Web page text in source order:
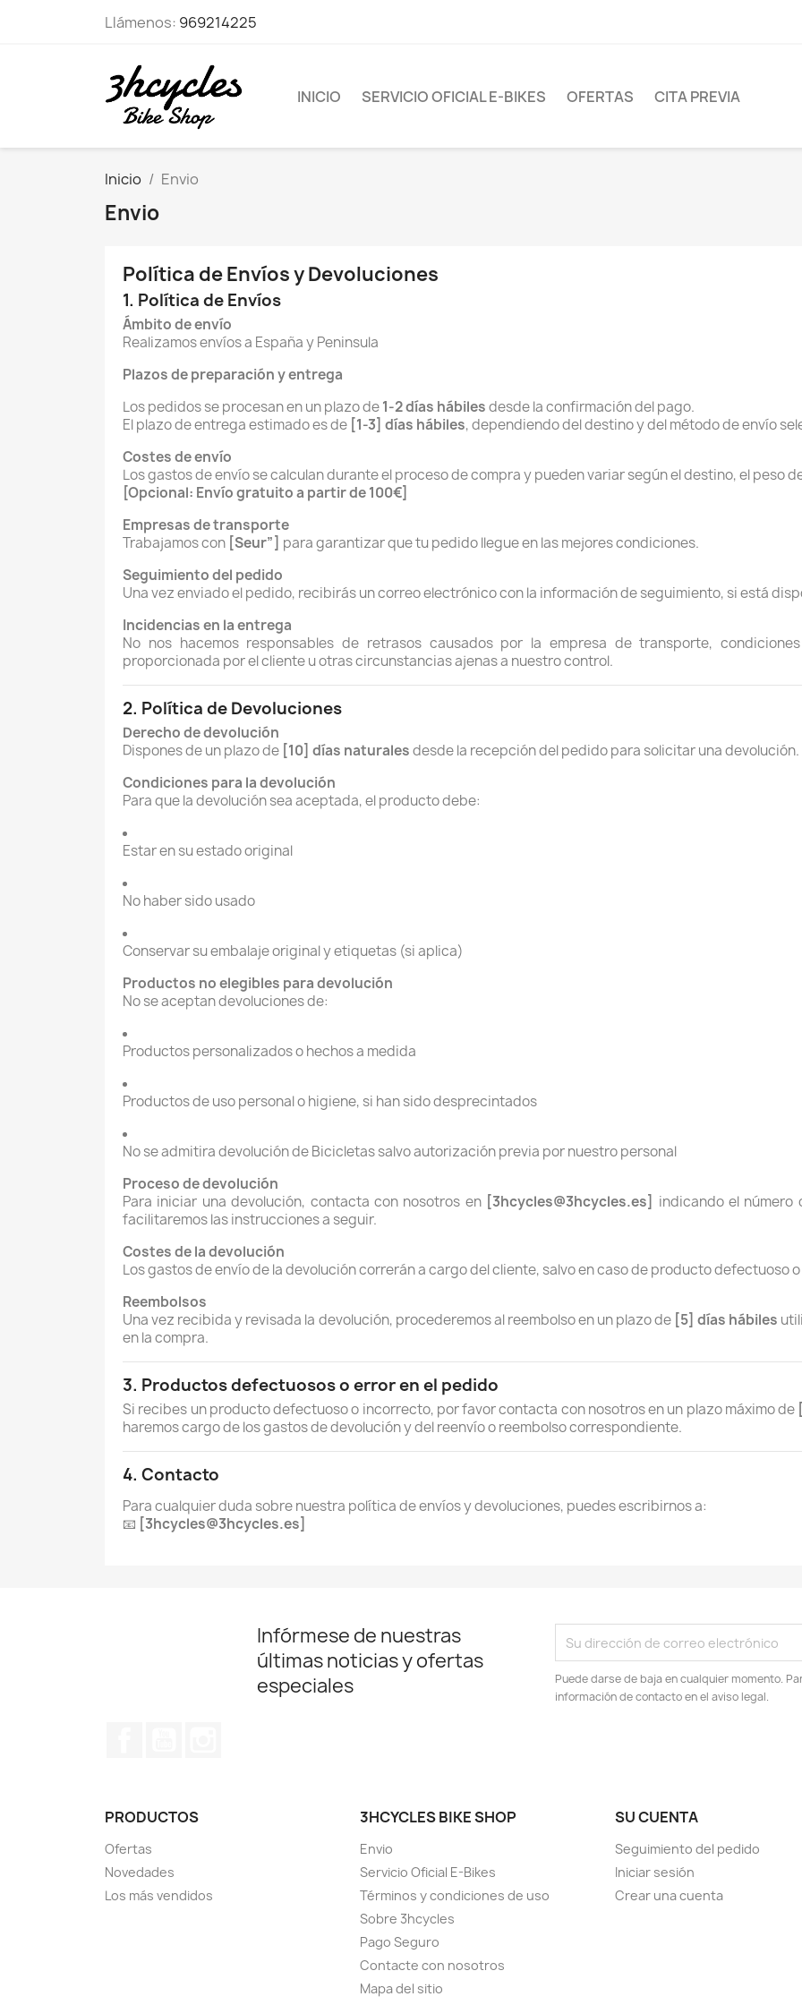
Llámenos: 969214225
INICIO SERVICIO OFICIAL E-BIKES OFERTAS CITA PREVIA
Inicio Envio
Envio
Política de Envíos y Devoluciones
1. Política de Envíos
Ámbito de envío
Realizamos envíos a España y Peninsula
Plazos de preparación y entrega
Los pedidos se procesan en un plazo de1-2 días hábilesdesde la confirmación del pago.
El plazo de entrega estimado es de [1-3] días hábiles, dependiendo del destino y del método de envío
Costes de envío
Los gastos de envío se calculan durante el proceso de compra y pueden variar según el destino, el peso
[Opcional: Envío gratuito a partir de 100€]
Empresas de transporte
Trabajamos con [Seur”] para garantizar que tu pedido llegue en las mejores condiciones.
Seguimiento del pedido
Una vez enviado el pedido, recibirás un correo electrónico con la información de seguimiento, si está
Incidencias en la entrega
No nos hacemos responsables de retrasos causados por la empresa de transporte,
proporcionada por el cliente u otras circunstancias ajenas a nuestro control.
2. Política de Devoluciones
Derecho de devolución
Dispones de un plazo de [10] días naturalesdesde la recepción del pedido para solicitar una devolución.
Condiciones para la devolución
Para que la devolución sea aceptada, el producto debe:
Estar en su estado original
No haber sido usado
Conservar su embalaje original y etiquetas (si aplica)
Productos no elegibles para devolución
No se aceptan devoluciones de:
Productos personalizados o hechos a medida
Productos de uso personal o higiene, si han sido desprecintados
No se admitira devolución de Bicicletas salvo autorización previa por nuestro personal
Proceso de devolución
Para iniciar una devolución, contacta con nosotros en [3hcycles@3hcycles.es] indicando el número
facilitaremos las instrucciones a seguir.
Costes de la devolución
Los gastos de envío de la devolución correrán a cargo del cliente, salvo en caso de producto defectuoso
Reembolsos
Una vez recibida y revisada la devolución, procederemos al reembolso en un plazo de [5] días hábiles
en la compra.
3. Productos defectuosos o error en el pedido
Si recibes un producto defectuoso o incorrecto, por favor contacta con nosotros en un plazo máximo de
haremos cargo de los gastos de devolución y del reenvío o reembolso correspondiente.
4. Contacto
Para cualquier duda sobre nuestra política de envíos y devoluciones, puedes escribirnos a:
📧 [3hcycles@3hcycles.es]
Infórmese de nuestras
últimas noticias y ofertas
especiales
Puede darse de baja en cualquier momento.
información de contacto en el aviso legal.
PRODUCTOS
Ofertas
Novedades
Los más vendidos
3HCYCLES BIKE SHOP
Envio
Servicio Oficial E-Bikes
Términos y condiciones de uso
Sobre 3hcycles
Pago Seguro
Contacte con nosotros
Mapa del sitio
SU CUENTA
Seguimiento del pedido
Iniciar sesión
Crear una cuenta